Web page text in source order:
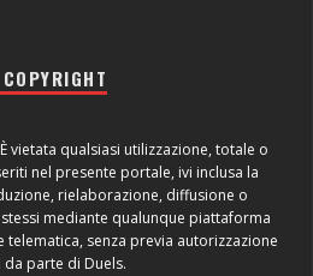
vietata qualsiasi utilizzazione, totale o
nel presente portale, ivi inclusa la
rielaborazione, diffusione o
mediante qualunque piattaforma
senza previa autorizzazione
da parte di Duels.